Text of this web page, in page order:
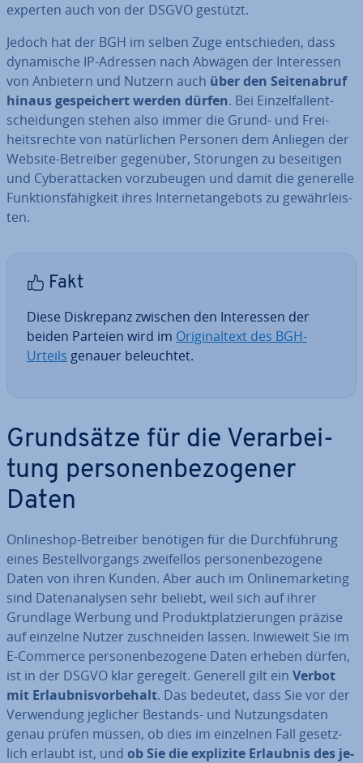
exper­ten auch von der DSGVO gestützt.
Jedoch hat der BGH im selben Zuge ent­schie­den, dass
dy­na­mi­sche IP-Adressen nach Abwägen der In­ter­es­sen
von Anbietern und Nutzern auch über den Sei­ten­ab­ruf
hinaus ge­spei­chert werden dürfen. Bei Ein­zel­fall­ent­
schei­dun­gen stehen also immer die Grund- und Frei­
heits­rech­te von na­tür­li­chen Personen dem Anliegen der
Website-Betreiber gegenüber, Störungen zu be­sei­ti­gen
und Cy­ber­at­ta­cken vor­zu­beu­gen und damit die generelle
Funk­ti­ons­fä­hig­keit ihres In­ter­net­an­ge­bots zu ge­währ­leis­
ten.
Fakt
Diese Dis­kre­panz zwischen den In­ter­es­sen der
beiden Parteien wird im Ori­gi­nal­text des BGH-
Urteils genauer be­leuch­tet.
Grund­sät­ze für die Ver­ar­bei­
tung per­so­nen­be­zo­ge­ner
Daten
On­line­shop-Betreiber benötigen für die Durch­füh­rung
eines Be­stell­vor­gangs zwei­fel­los per­so­nen­be­zo­ge­ne
Daten von ihren Kunden. Aber auch im On­line­mar­ke­ting
sind Da­ten­ana­ly­sen sehr beliebt, weil sich auf ihrer
Grundlage Werbung und Pro­dukt­plat­zie­run­gen präzise
auf einzelne Nutzer zu­schnei­den lassen. Inwieweit Sie im
E-Commerce per­so­nen­be­zo­ge­ne Daten erheben dürfen,
ist in der DSGVO klar geregelt. Generell gilt ein Verbot
mit Er­laub­nis­vor­be­halt. Das bedeutet, dass Sie vor der
Ver­wen­dung jeglicher Bestands- und Nut­zungs­da­ten
genau prüfen müssen, ob dies im einzelnen Fall ge­setz­
lich erlaubt ist, und ob Sie die explizite Erlaubnis des je­